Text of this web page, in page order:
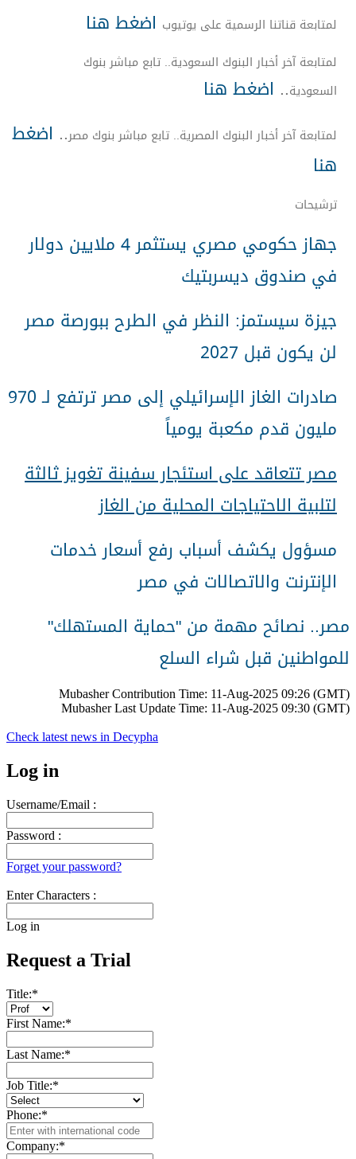
لمتابعة قناتنا الرسمية على يوتيوب اضغط هنا
لمتابعة آخر أخبار البنوك السعودية.. تابع مباشر بنوك
السعودية.. اضغط هنا
لمتابعة آخر أخبار البنوك المصرية.. تابع مباشر بنوك مصر.. اضغط
هنا
ترشيحات
جهاز حكومي مصري يستثمر 4 ملايين دولار
في صندوق ديسربتيك
جيزة سيستمز: النظر في الطرح ببورصة مصر
لن يكون قبل 2027
صادرات الغاز الإسرائيلي إلى مصر ترتفع لـ 970
مليون قدم مكعبة يومياً
مصر تتعاقد على استئجار سفينة تغويز ثالثة
لتلبية الاحتياجات المحلية من الغاز
مسؤول يكشف أسباب رفع أسعار خدمات
الإنترنت والاتصالات في مصر
مصر.. نصائح مهمة من "حماية المستهلك"
للمواطنين قبل شراء السلع
Mubasher Contribution Time: 11-Aug-2025 09:26 (GMT)
Mubasher Last Update Time: 11-Aug-2025 09:30 (GMT)
Check latest news in Decypha
Log in
Username/Email :
Password :
Forget your password?
Enter Characters :
Log in
Request a Trial
Title:*
First Name:*
Last Name:*
Job Title:*
Phone:*
Company:*